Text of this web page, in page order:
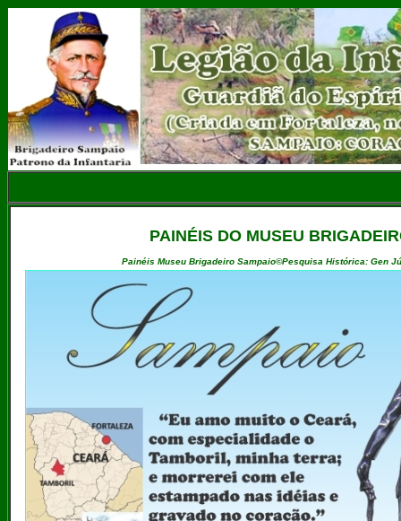
PAINÉIS DO MUSEU
Painéis Museu Brigadeiro Sampaio©Pesquisa Histórica: Gen